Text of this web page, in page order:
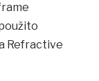
Refractive